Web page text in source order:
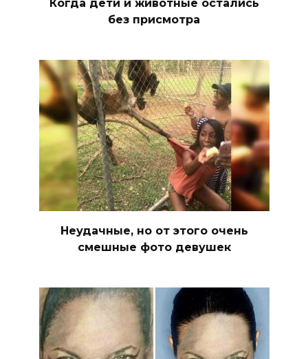
Когда дети и животные остались
без присмотра
Неудачные, но от этого очень
смешные фото девушек